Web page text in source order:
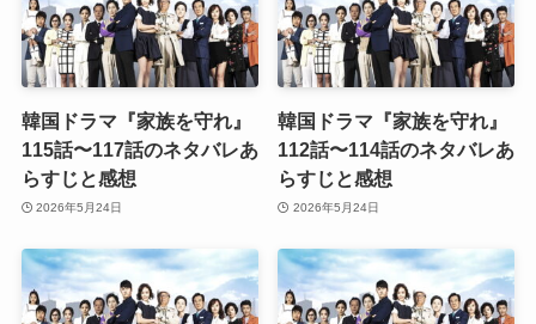
韓国ドラマ『家族を守れ』
115話〜117話のネタバレあ
らすじと感想
2026年5月24日
韓国ドラマ『家族を守れ』
112話〜114話のネタバレあ
らすじと感想
2026年5月24日